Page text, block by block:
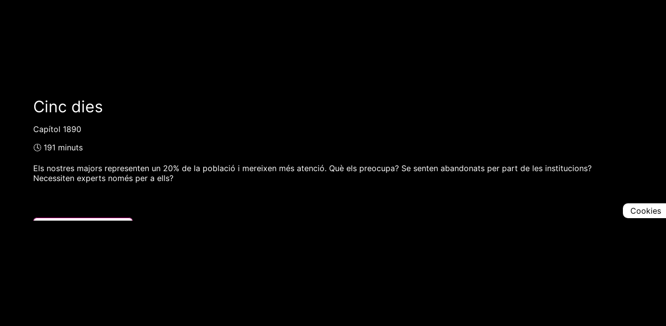
Cinc dies
Capítol 1890
🕓 191 minuts
Els nostres majors representen un 20% de la població i mereixen més atenció. Què els preocupa? Se senten abandonats per part de les institucions?
Necessiten experts només per a ells?
Cookies